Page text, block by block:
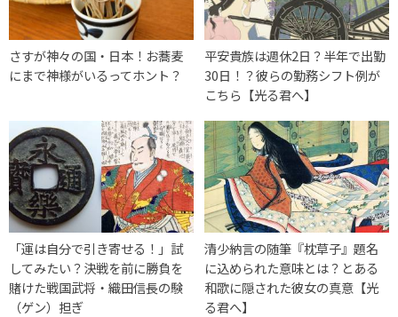
さすが神々の国・日本！お蕎麦
にまで神様がいるってホント？
平安貴族は週休2日？半年で出勤
30日！？彼らの勤務シフト例が
こちら【光る君へ】
「運は自分で引き寄せる！」試
してみたい？決戦を前に勝負を
賭けた戦国武将・織田信長の験
（ゲン）担ぎ
清少納言の随筆『枕草子』題名
に込められた意味とは？とある
和歌に隠された彼女の真意【光
る君へ】